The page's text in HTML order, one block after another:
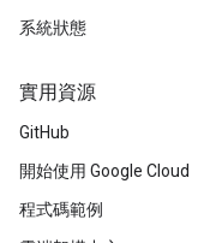
系統狀態
實用資源
GitHub
開始使用 Google Cloud
程式碼範例